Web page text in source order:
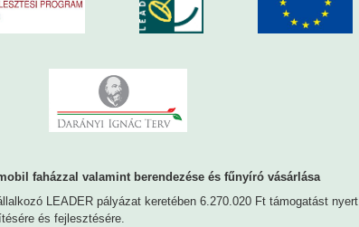
faházzal valamint berendezése és fűnyíró vásárlása
LEADER pályázat keretében 6.270.020 Ft támogatást nyert
és fejlesztésére.